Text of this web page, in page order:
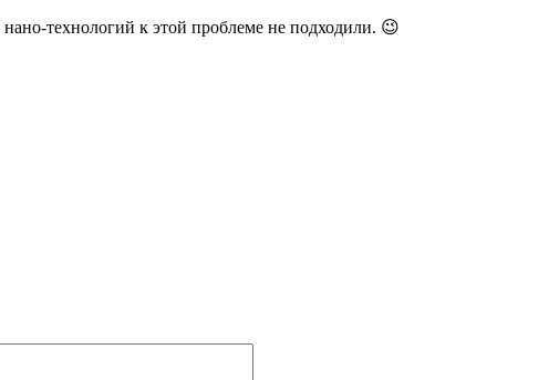
технологий к этой проблеме не подходили. 😉